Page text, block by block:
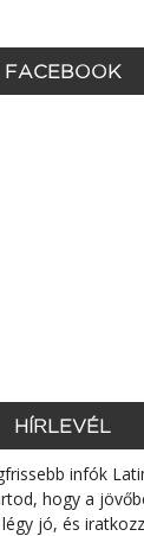
FACEBOOK
HÍRLEVÉL
infók
hogy a
jó, és